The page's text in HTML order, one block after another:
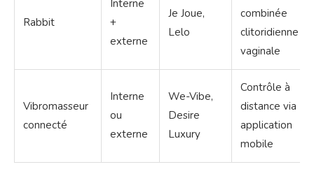
Rabbit
Interne
+
externe
Je Joue,
Lelo
combinée
clitoridienne et
vaginale
Vibromasseur
connecté
Interne
ou
externe
We-Vibe,
Desire
Luxury
Contrôle à
distance via
application
mobile